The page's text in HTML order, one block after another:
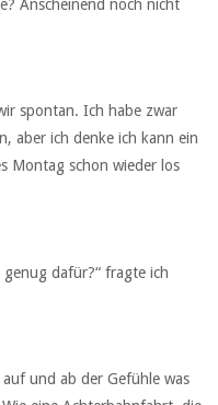
Anscheinend noch nicht
spontan. Ich habe zwar
aber ich denke ich kann ein
Montag schon wieder los
dafür?“ fragte ich
und ab der Gefühle was